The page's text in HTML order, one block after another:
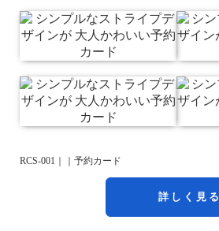
RCS-001｜｜予約カード
詳しく見る